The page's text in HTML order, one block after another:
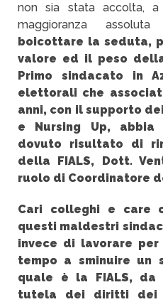
non sia stata accolta, a
maggioranza
boicottare la seduta,
valore ed il peso
Primo sindacato in
elettorali che
anni, con il supporto
e Nursing Up, abbia
dovuto risultato di
della FIALS, Dott.
ruolo di Coordinatore
Cari colleghi e care
questi maldestri
invece di lavorare
tempo a sminuire un
quale è la FIALS, da
tutela dei diritti dei